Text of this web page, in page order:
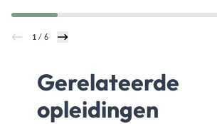
1/ 6
Gerelateerde
opleidingen